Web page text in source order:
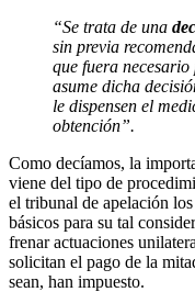
“Se trata de una
sin previa
que fuera necesario
asume dicha
le dispensen el
obtención”.
Como decíamos, la
viene del tipo de
el tribunal de apelación
básicos para su tal
frenar actuaciones
solicitan el pago de la
sean, han impuesto.